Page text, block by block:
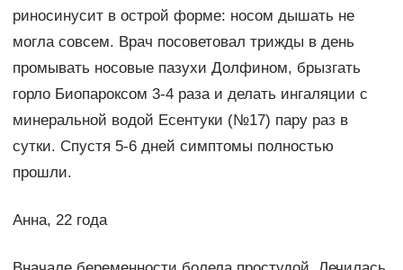
риносинусит в острой форме: носом дышать не
могла совсем. Врач посоветовал трижды в день
промывать носовые пазухи Долфином, брызгать
горло Биопароксом 3-4 раза и делать ингаляции с
минеральной водой Есентуки (№17) пару раз в
сутки. Спустя 5-6 дней симптомы полностью
прошли.
Анна, 22 года